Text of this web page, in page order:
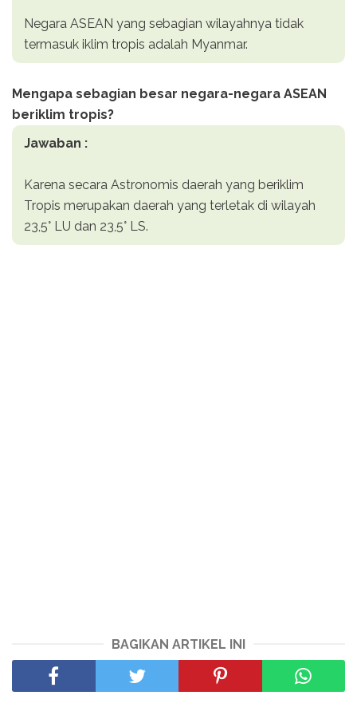
Negara ASEAN yang sebagian wilayahnya tidak
termasuk iklim tropis adalah Myanmar.
Mengapa sebagian besar negara-negara ASEAN
beriklim tropis?
Jawaban :
Karena secara Astronomis daerah yang beriklim
Tropis merupakan daerah yang terletak di wilayah
23,5° LU dan 23,5° LS.
BAGIKAN ARTIKEL INI